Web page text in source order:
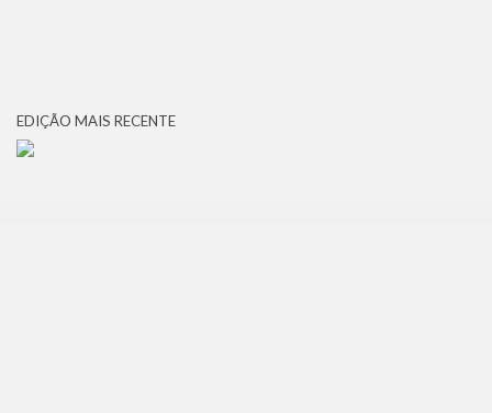
EDIÇÃO MAIS RECENTE